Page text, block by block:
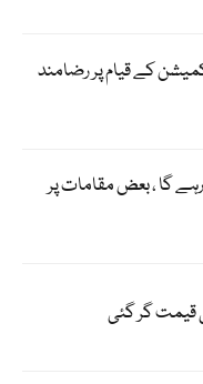
کے قیام پر رضامند
گا ، بعض مقامات پر
قیمت گر گئی